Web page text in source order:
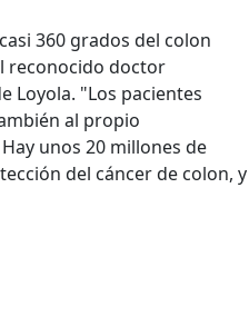
360 grados del colon
reconocido doctor
Loyola. "Los pacientes
al propio
unos 20 millones de
del cáncer de colon, y